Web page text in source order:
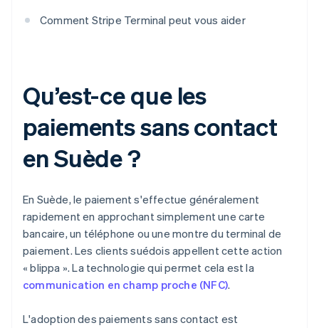
Comment Stripe Terminal peut vous aider
Qu’est-ce que les
paiements sans contact
en Suède ?
En Suède, le paiement s'effectue généralement
rapidement en approchant simplement une carte
bancaire, un téléphone ou une montre du terminal de
paiement. Les clients suédois appellent cette action
« blippa ». La technologie qui permet cela est la
communication en champ proche (NFC).
L'adoption des paiements sans contact est